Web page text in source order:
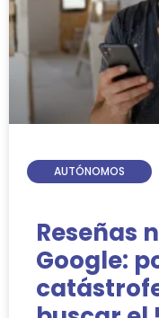
AUTÓNOMOS
Reseñas
Google: